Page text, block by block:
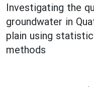
Investigating the
groundwater in
plain using
methods